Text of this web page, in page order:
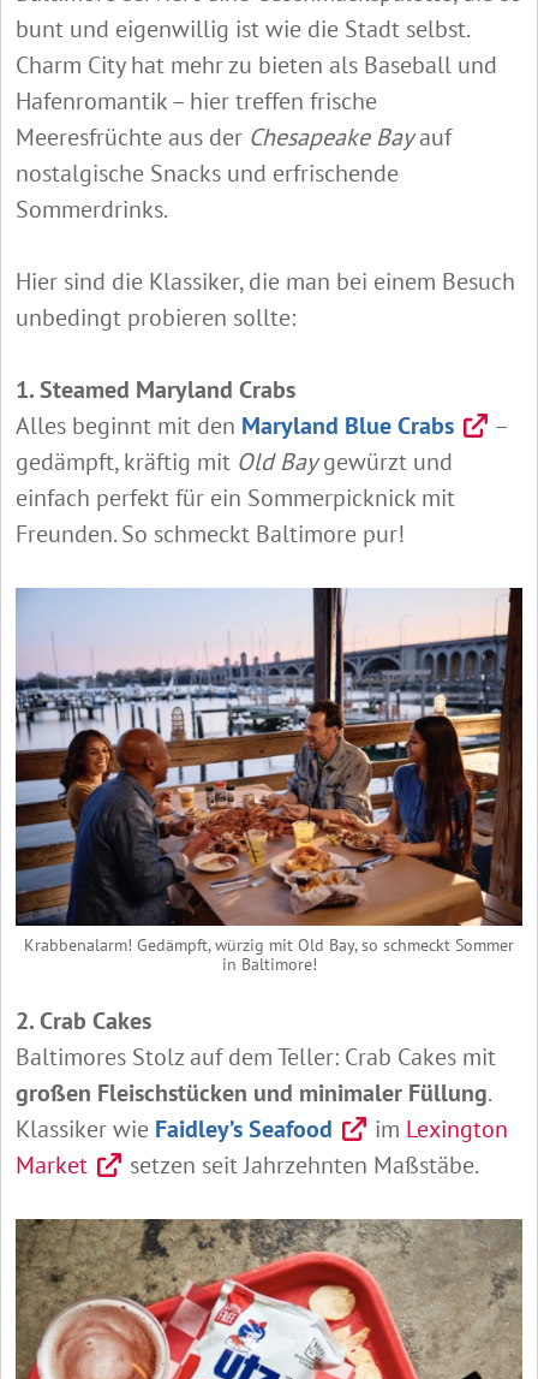
bunt und eigenwillig ist wie die Stadt selbst.
Charm City hat mehr zu bieten als Baseball und
Hafenromantik – hier treffen frische
Meeresfrüchte aus der Chesapeake Bayauf
nostalgische Snacks und erfrischende
Sommerdrinks.
Hier sind die Klassiker, die man bei einem Besuch
unbedingt probieren sollte:
1. Steamed Maryland Crabs
Alles beginnt mit den Maryland Blue Crabs
–
gedämpft, kräftig mit Old Baygewürzt und
einfach perfekt für ein Sommerpicknick mit
Freunden. So schmeckt Baltimore pur!
Krabbenalarm! Gedämpft, würzig mit Old Bay, so schmeckt Sommer
in Baltimore!
2. Crab Cakes
Baltimores Stolz auf dem Teller: Crab Cakes mit
großen Fleischstücken und minimaler Füllung.
Klassiker wie Faidley’s Seafood im Lexington
Market
setzen seit Jahrzehnten Maßstäbe.